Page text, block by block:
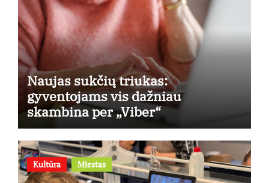
Naujas sukčių triukas:
gyventojams vis dažniau
skambina per „Viber“
Kultūra Miestas